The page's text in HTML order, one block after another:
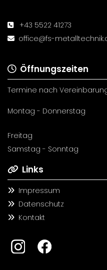
 +43 5522 41273
 office@fs-
Öffnungszeiten
Termine nach
Montag - Donnerstag
Freitag
Samstag - Sonntag
 Links
 Impressum
 Datenschutz
 Kontakt